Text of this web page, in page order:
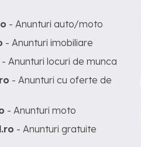
- Anunturi auto/moto
- Anunturi imobiliare
- Anunturi locuri de munca
- Anunturi cu oferte de
- Anunturi moto
- Anunturi gratuite